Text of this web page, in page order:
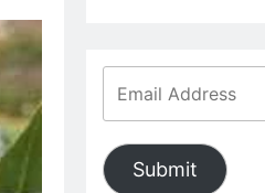
Submit